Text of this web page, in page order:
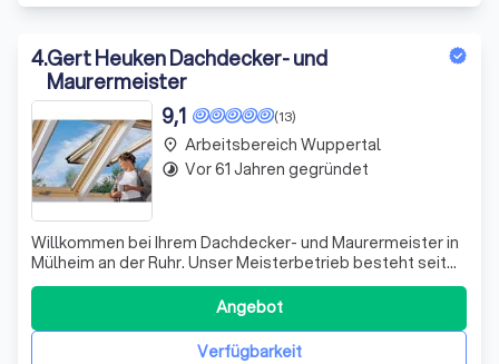
4.Gert Heuken Dachdecker- und
Maurermeister
(13)
9,1
Willkommen bei Ihrem Dachdecker- und Maurermeister in
Mülheim an der Ruhr. Unser Meisterbetrieb besteht seit
über 40 Jahren und bietet Ihnen eine Vielzahl von
Leistungen an. Wir sind Experten für Dächer jeglicher Art,
Bauklempnerei, Abdichtungstechnik, Dachfenster,
Fassadenbekleidung, Trockenbau, Da
Verfügbarkeit
Angebot
place Arbeitsbereich Wuppertal
timelapse Vor 61 Jahren gegründet